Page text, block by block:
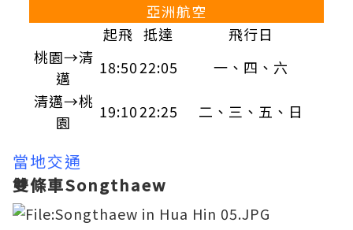
亞洲航空
起飛 抵達
飛行日
桃園→清
邁
18:5022:05
一、四、六
清邁→桃
園
19:1022:25 二、三、五、日
當地交通
雙條車Songthaew